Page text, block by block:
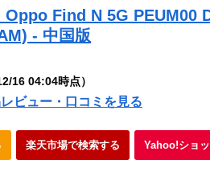
Oppo Find N 5G PEUM00
- 中国版
16 04:04時点）
ビュー・口コミを見る
楽天市場で検索する Yahoo!ショ